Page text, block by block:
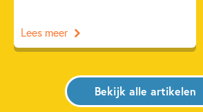
Lees meer
Bekijk alle artikelen